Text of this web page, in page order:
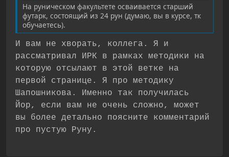
На руническом факультете осваивается старший
футарк, состоящий из 24 рун (думаю, вы в курсе, тк
обучаетесь).
И вам не хворать, коллега. Я и
рассматривал ИРК в рамках методики на
которую отсылают в этой ветке на
первой странице. Я про методику
Шапошникова. Именно так получилась
Йор, если вам не очень сложно, может
вы более детально поясните комментарий
про пустую Руну.